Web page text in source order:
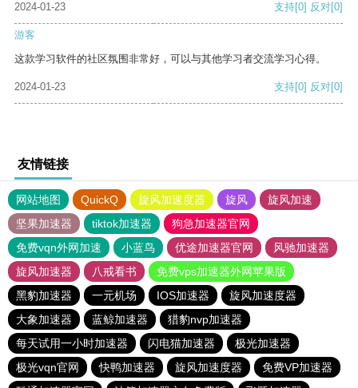
2024-01-23
支持[0] 反对[0]
游客
这款学习软件的社区氛围非常好，可以与其他学习者交流学习心得。
2024-01-23 支持[0] 反对[0]
友情链接
网站地图 QuickQ 旋风加速度器 旋风
旋风加速
坚果加速器
tiktok加速器
狗急加速器官网
免费vqn外网加速
小蓝鸟 优途加速器官网
风驰加速器
旋风加速器
八戒看书
免费vps加速器外网苹果版
黑豹加速器
一元机场 IOS加速器
旋风加速度器
大象加速器
蓝鲸加速器
猎豹nvp加速器
每天试用一小时加速器
闪电猫加速器
极光加速器
极光vqn官网
快鸭加速器 旋风加速度器
免费VP加速器